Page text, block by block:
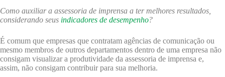
Como auxiliar a assessoria de imprensa a ter melhores resultados,
considerando seus indicadores de desempenho?
É comum que empresas que contratam agências de comunicação ou
mesmo membros de outros departamentos dentro de uma empresa não
consigam visualizar a produtividade da assessoria de imprensa e,
assim, não consigam contribuir para sua melhoria.